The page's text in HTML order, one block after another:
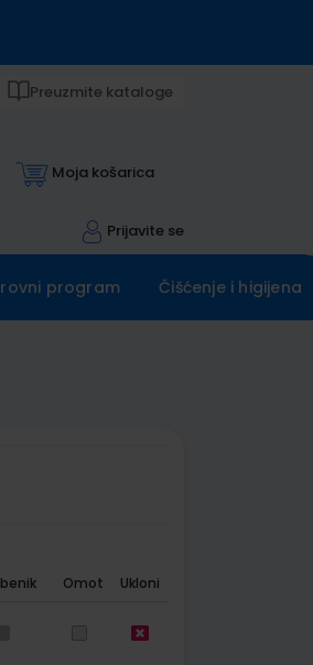
Preuzmite kataloge
Moja košarica
Prijavite se
program Čišćenje i higijena
Omot Ukloni